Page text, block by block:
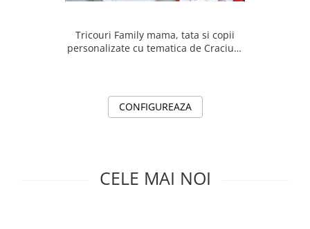
Tricouri Family mama, tata si copii
personalizate cu tematica de Craciun,
CONFIGUREAZA
CELE MAI NOI